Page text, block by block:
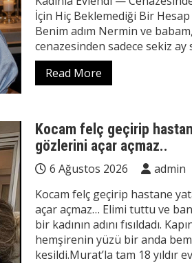
İçin Hiç Beklemediği Bir Hesap
Benim adım Nermin ve
cenazesinden sadece sekiz ay
Read More
Kocam felç geçirip
gözlerini açar açmaz..
6 Ağustos 2026 admin
Kocam felç geçirip hastane
açar açmaz… Elimi tuttu ve
bir kadının adını fısıldadı.
hemşirenin yüzü bir anda
kesildi.Murat’la tam 18 yıldır